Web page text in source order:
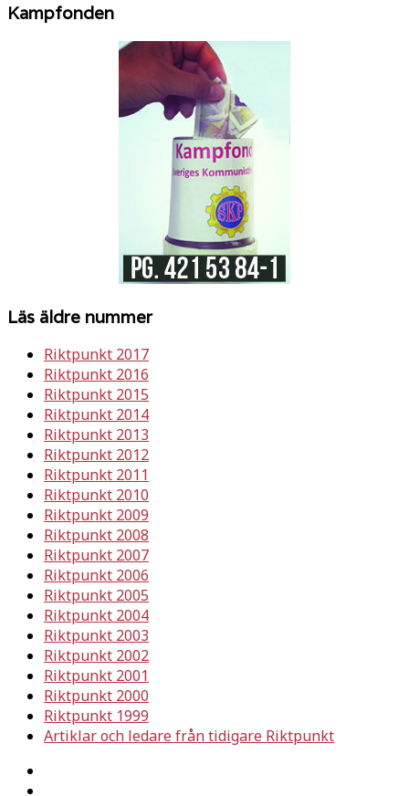
Kampfonden
Läs äldre nummer
Riktpunkt 2017
Riktpunkt 2016
Riktpunkt 2015
Riktpunkt 2014
Riktpunkt 2013
Riktpunkt 2012
Riktpunkt 2011
Riktpunkt 2010
Riktpunkt 2009
Riktpunkt 2008
Riktpunkt 2007
Riktpunkt 2006
Riktpunkt 2005
Riktpunkt 2004
Riktpunkt 2003
Riktpunkt 2002
Riktpunkt 2001
Riktpunkt 2000
Riktpunkt 1999
Artiklar och ledare från tidigare Riktpunkt